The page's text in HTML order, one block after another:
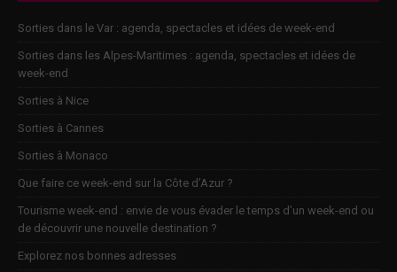
Sorties dans le Var : agenda, spectacles et idées de week-end
Sorties dans les Alpes-Maritimes : agenda, spectacles et idées de
week-end
Sorties à Nice
Sorties à Cannes
Sorties à Monaco
Que faire ce week-end sur la Côte d’Azur ?
Tourisme week-end : envie de vous évader le temps d’un week-end ou
de découvrir une nouvelle destination ?
Explorez nos bonnes adresses